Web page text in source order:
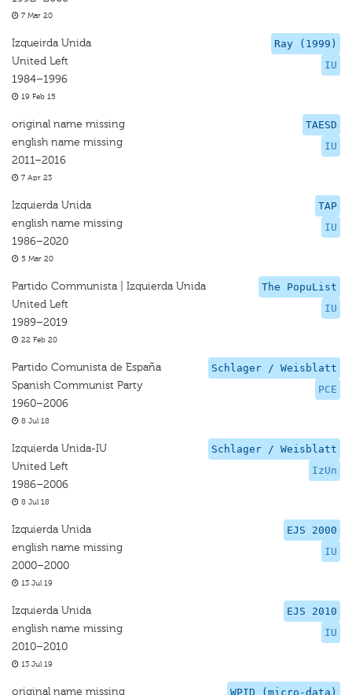
7 Mar 20
Ray (1999)
IU
Izqueirda Unida
United Left
1984–1996
19 Feb 15
TAESD
IU
original name missing
english name missing
2011–2016
7 Apr 23
TAP
IU
Izquierda Unida
english name missing
1986–2020
5 Mar 20
The PopuList
IU
Partido Communista | Izquierda Unida
United Left
1989–2019
22 Feb 20
Schlager / Weisblatt
PCE
Partido Comunista de España
Spanish Communist Party
1960–2006
8 Jul 18
Schlager / Weisblatt
IzUn
Izquierda Unida-IU
United Left
1986–2006
8 Jul 18
EJS 2000
IU
Izquierda Unida
english name missing
2000–2000
13 Jul 19
EJS 2010
IU
Izquierda Unida
english name missing
2010–2010
13 Jul 19
WPID (micro-data)
original name missing